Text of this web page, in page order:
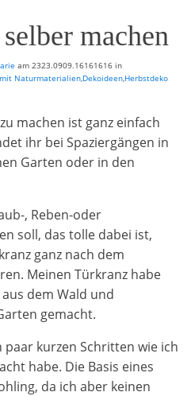
machen
am 2323.0909.16161616in
Naturmaterialien Dekoideen Herbstdeko
machen ist ganz einfach
ihr bei Spaziergängen in
Garten oder in den
, Reben-oder
soll, das tolle dabei ist,
ganz nach dem
Meinen Türkranz habe
dem Wald und
gemacht.
paar kurzen Schritten wie ich
habe. Die Basis eines
da ich aber keinen